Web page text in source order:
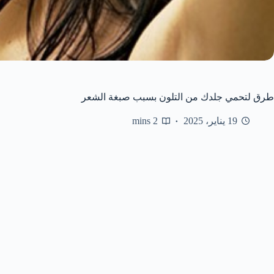
طرق لتحمي جلدك من التلون بسبب صبغة الشعر
19 يناير، 2025 2 mins